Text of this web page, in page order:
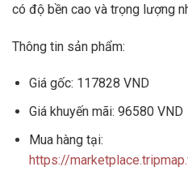
có độ bền cao và trọng lượng
Thông tin sản phẩm:
Giá gốc: 117828 VND
Giá khuyến mãi: 96580 VND
Mua hàng tại:
https://